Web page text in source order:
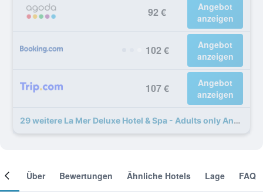
92 €
Angebot
anzeigen
102 €
Angebot
anzeigen
107 €
Angebot
anzeigen
29 weitere La Mer Deluxe Hotel & Spa - Adults only Angebote
Über Bewertungen Ähnliche Hotels Lage FAQ